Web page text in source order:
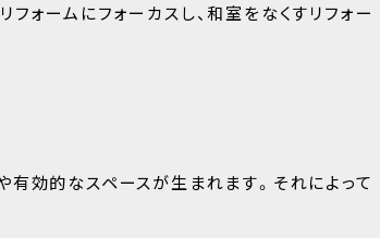
ォームにフォーカスし、和室をなくすリフォー
有効的なスペースが生まれます。それによって